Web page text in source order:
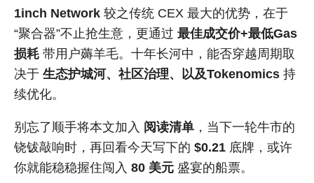
1inch Network 较之传统 CEX 最大的优势，在于
“聚合器”不止抢生意，更通过 最佳成交价+最低Gas
损耗 带用户薅羊毛。十年长河中，能否穿越周期取
决于 生态护城河、社区治理、以及Tokenomics 持
续优化。
别忘了顺手将本文加入 阅读清单 ，当下一轮牛市的
铙钹敲响时，再回看今天写下的 $0.21 底牌，或许
你就能稳稳握住闯入 80 美元 盛宴的船票。